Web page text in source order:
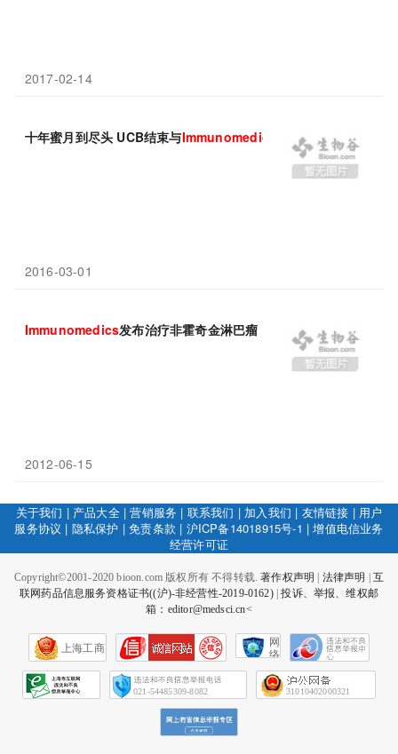
2017-02-14
十年蜜月到尽头 UCB结束与Immunomedics 研究Epratuzumab
2016-03-01
Immunomedics发布治疗非霍奇金淋巴瘤（NHL）结合疗法I期临
2012-06-15
关于我们 | 产品大全|营销服务 | 联系我们 | 加入我们 | 友情链接 | 用户
服务协议 | 隐私保护 |免责条款 | 沪ICP备14018915号-1 |增值电信业务
经营许可证
Copyright©2001-2020 bioon.com 版权所有 不得转载.著作权声明 法律声明
互
联网药品信息服务资格证书((沪)-非经营性-2019-0162)|投诉、举报、维权邮
箱：editor@medsci.cn<
上海工商
网
络
会
征
021-54485309-8082 31010402000321